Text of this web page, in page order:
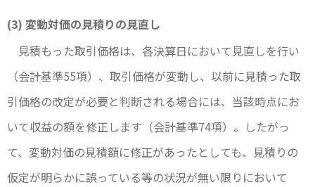
(3) 変動対価の見積りの見直し
見積もった取引価格は、各決算日において見直しを行い
（会計基準55項）、取引価格が変動し、以前に見積った取
引価格の改定が必要と判断される場合には、当該時点にお
いて収益の額を修正します（会計基準74項）。したがっ
て、変動対価の見積額に修正があったとしても、見積りの
仮定が明らかに誤っている等の状況が無い限りにおいて